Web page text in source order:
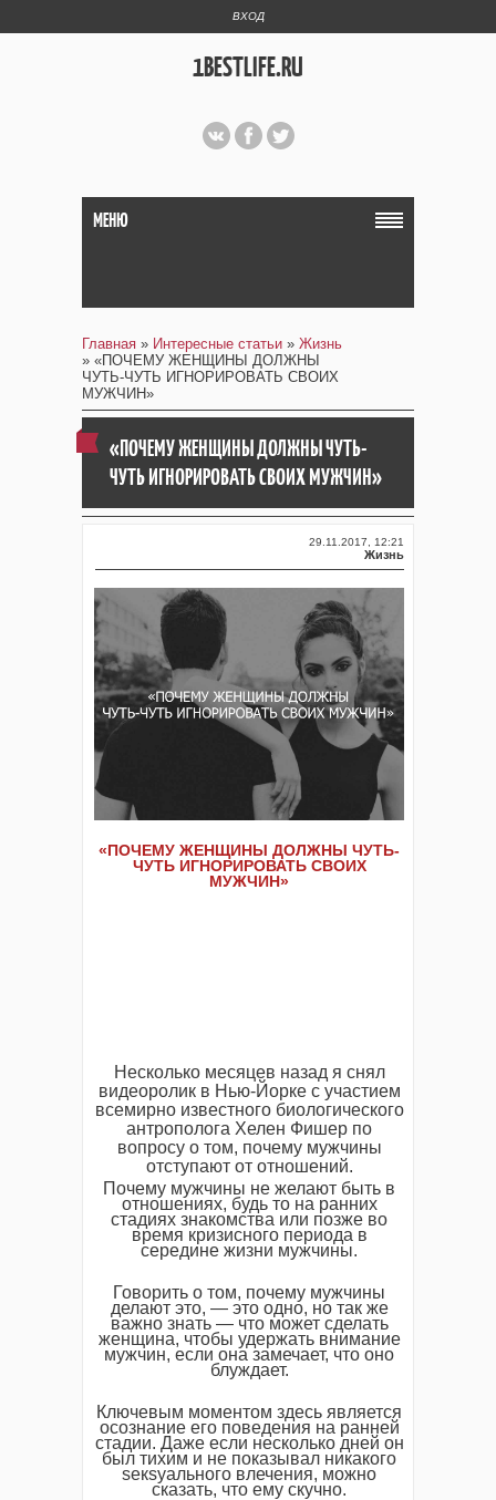
ВХОД
1BESTLIFE.RU
МЕНЮ
Главная » Интересные статьи » Жизнь
» «ПОЧЕМУ ЖЕНЩИНЫ ДОЛЖНЫ
ЧУТЬ-ЧУТЬ ИГНОРИРОВАТЬ СВОИХ
МУЖЧИН»
«ПОЧЕМУ ЖЕНЩИНЫ ДОЛЖНЫ ЧУТЬ-
ЧУТЬ ИГНОРИРОВАТЬ СВОИХ МУЖЧИН»
29.11.2017, 12:21
Жизнь
«ПОЧЕМУ ЖЕНЩИНЫ ДОЛЖНЫ ЧУТЬ-
ЧУТЬ ИГНОРИРОВАТЬ СВОИХ
МУЖЧИН»
Несколько месяцев назад я снял
видеоролик в Нью-Йорке с участием
всемирно известного биологического
антрополога Хелен Фишер по
вопросу о том, почему мужчины
отступают от отношений.
Почему мужчины не желают быть в
отношениях, будь то на ранних
стадиях знакомства или позже во
время кризисного периода в
середине жизни мужчины.
Говорить о том, почему мужчины
делают это, — это одно, но так же
важно знать — что может сделать
женщина, чтобы удержать внимание
мужчин, если она замечает, что оно
блуждает.
Ключевым моментом здесь является
осознание его поведения на ранней
стадии. Даже если несколько дней он
был тихим и не показывал никакого
sекsуального влечения, можно
сказать, что ему скучно.